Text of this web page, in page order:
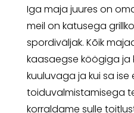
Iga maja juures on
meil on katusega
spordiväljak. Kõik
kaasaegse köögiga ja
kuuluvaga ja kui sa ise
toiduvalmistamisega
korraldame sulle